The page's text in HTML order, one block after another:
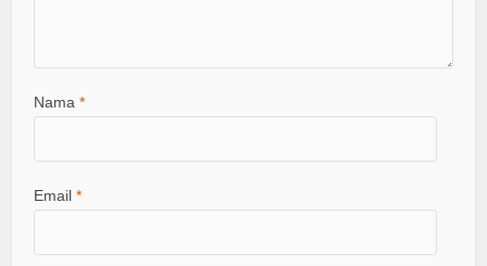
Nama*
Email*